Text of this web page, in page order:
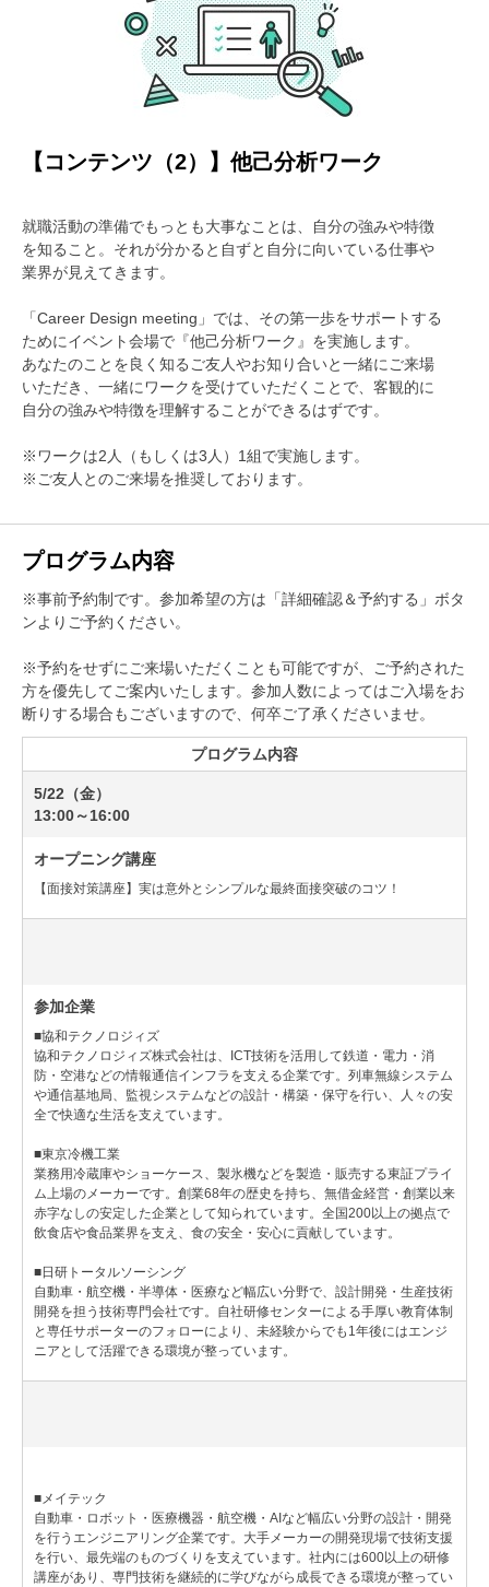
【コンテンツ（2）】他己分析ワーク
就職活動の準備でもっとも大事なことは、自分の強みや特徴
を知ること。それが分かると自ずと自分に向いている仕事や
業界が見えてきます。
「Career Design meeting」では、その第一歩をサポートする
ためにイベント会場で『他己分析ワーク』を実施します。
あなたのことを良く知るご友人やお知り合いと一緒にご来場
いただき、一緒にワークを受けていただくことで、客観的に
自分の強みや特徴を理解することができるはずです。
※ワークは2人（もしくは3人）1組で実施します。
※ご友人とのご来場を推奨しております。
プログラム内容
※事前予約制です。参加希望の方は「詳細確認＆予約する」ボタ
ンよりご予約ください。
※予約をせずにご来場いただくことも可能ですが、ご予約された
方を優先してご案内いたします。参加人数によってはご入場をお
断りする場合もございますので、何卒ご了承くださいませ。
プログラム内容
5/22（金）
13:00～16:00
オープニング講座
【面接対策講座】実は意外とシンプルな最終面接突破のコツ！
参加企業
■協和テクノロジィズ
協和テクノロジィズ株式会社は、ICT技術を活用して鉄道・電力・消
防・空港などの情報通信インフラを支える企業です。列車無線システム
や通信基地局、監視システムなどの設計・構築・保守を行い、人々の安
全で快適な生活を支えています。
■東京冷機工業
業務用冷蔵庫やショーケース、製氷機などを製造・販売する東証プライ
ム上場のメーカーです。創業68年の歴史を持ち、無借金経営・創業以来
赤字なしの安定した企業として知られています。全国200以上の拠点で
飲食店や食品業界を支え、食の安全・安心に貢献しています。
■日研トータルソーシング
自動車・航空機・半導体・医療など幅広い分野で、設計開発・生産技術
開発を担う技術専門会社です。自社研修センターによる手厚い教育体制
と専任サポーターのフォローにより、未経験からでも1年後にはエンジ
ニアとして活躍できる環境が整っています。
■メイテック
自動車・ロボット・医療機器・航空機・AIなど幅広い分野の設計・開発
を行うエンジニアリング企業です。大手メーカーの開発現場で技術支援
を行い、最先端のものづくりを支えています。社内には600以上の研修
講座があり、専門技術を継続的に学びながら成長できる環境が整ってい